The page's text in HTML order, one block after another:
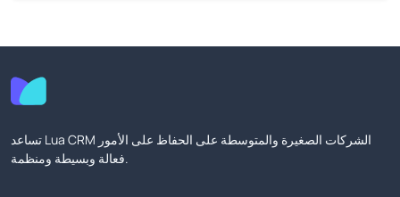
تساعد Lua CRM الشركات الصغيرة والمتوسطة على الحفاظ على الأمور
فعالة وبسيطة ومنظمة.